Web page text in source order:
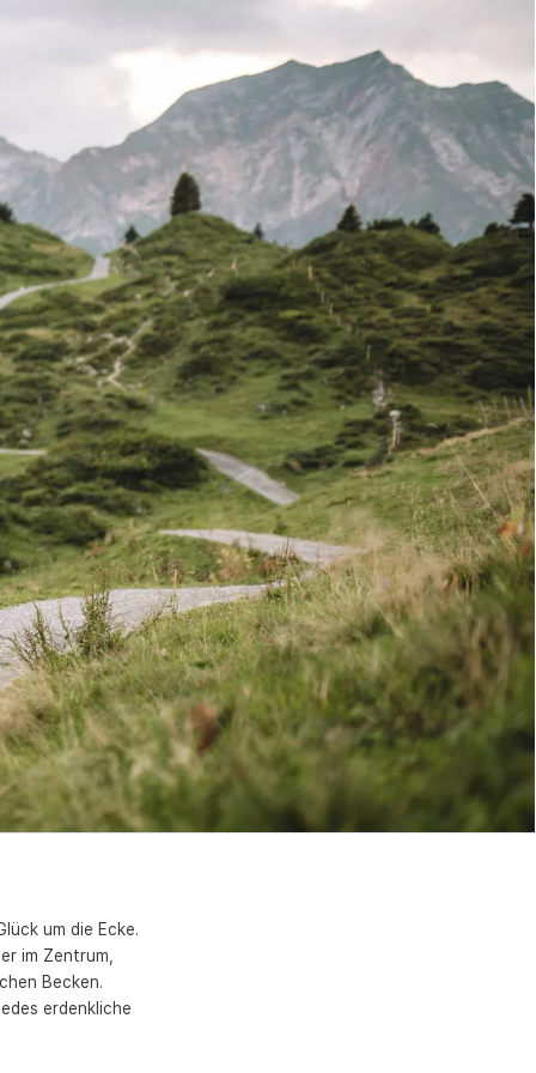
um die Ecke.
im Zentrum,
Becken.
erdenkliche